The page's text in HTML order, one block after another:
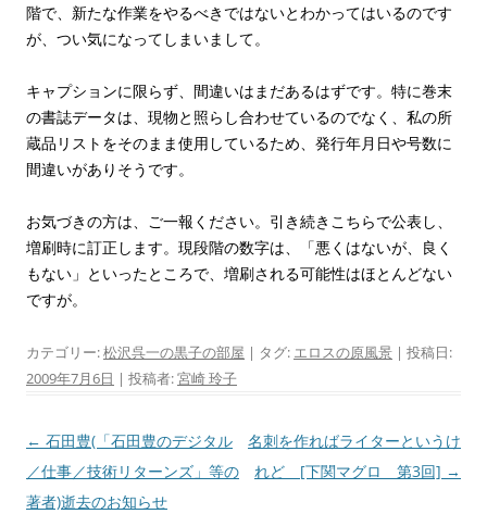
階で、新たな作業をやるべきではないとわかってはいるのです
が、つい気になってしまいまして。
キャプションに限らず、間違いはまだあるはずです。特に巻末
の書誌データは、現物と照らし合わせているのでなく、私の所
蔵品リストをそのまま使用しているため、発行年月日や号数に
間違いがありそうです。
お気づきの方は、ご一報ください。引き続きこちらで公表し、
増刷時に訂正します。現段階の数字は、「悪くはないが、良く
もない」といったところで、増刷される可能性はほとんどない
ですが。
カテゴリー:松沢呉一の黒子の部屋 | タグ: エロスの原風景 | 投稿日:
2009年7月6日 | 投稿者:宮崎 玲子
投
稿
ナ
← 石田豊(「石田豊のデジタル
／仕事／技術リターンズ」等の
著者)逝去のお知らせ
名刺を作ればライターというけ
れど [下関マグロ 第3回] →